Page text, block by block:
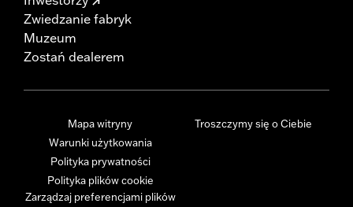
Zwiedzanie fabryk
Muzeum
Zostań dealerem
Mapa witryny
Warunki użytkowania
Polityka prywatności
Polityka plików cookie
Zarządzaj preferencjami plików
Troszczymy się o Ciebie